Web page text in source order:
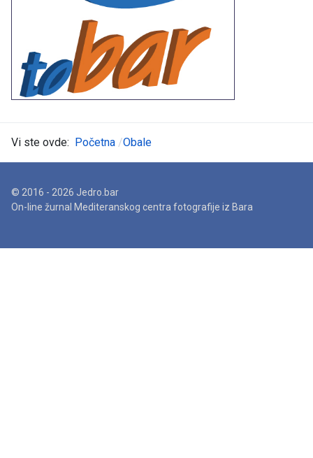
Vi ste ovde: Početna Obale
© 2016 - 2026 Jedro.bar
On-line žurnal Mediteranskog centra fotografije iz Bara